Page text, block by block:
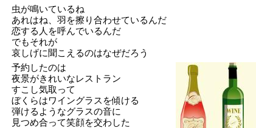
虫が鳴いているね
あれはね、羽を擦り合わせているんだ
恋する人を呼んでいるんだ
でもそれが
哀しげに聞こえるのはなぜだろう
予約したのは
夜景がきれいなレストラン
すこし気取って
ぼくらはワイングラスを傾ける
弾けるようなグラスの音に
見つめ合って笑顔を交わした